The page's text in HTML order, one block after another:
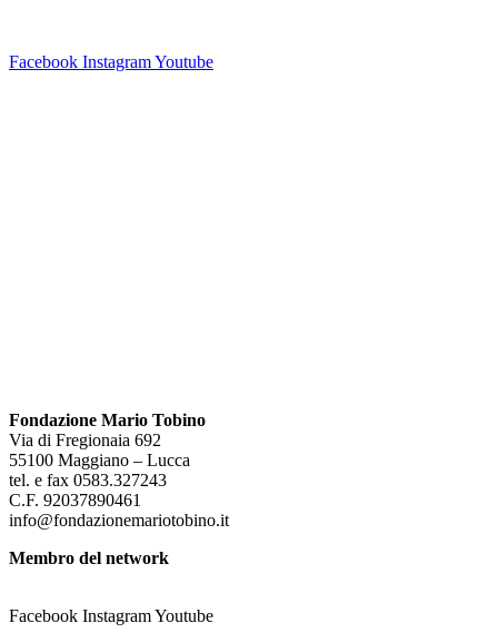
Facebook InstagramYoutube
Fondazione Mario Tobino
Via di Fregionaia 692
55100 Maggiano – Lucca
tel. e fax 0583.327243
C.F. 92037890461
info@fondazionemariotobino.it
Membro del network
Facebook InstagramYoutube